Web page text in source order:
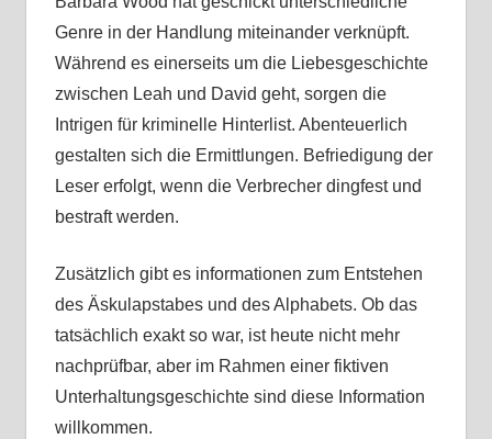
Genre in der Handlung miteinander verknüpft.
Während es einerseits um die Liebesgeschichte
zwischen Leah und David geht, sorgen die
Intrigen für kriminelle Hinterlist. Abenteuerlich
gestalten sich die Ermittlungen. Befriedigung der
Leser erfolgt, wenn die Verbrecher dingfest und
bestraft werden.
Zusätzlich gibt es informationen zum Entstehen
des Äskulapstabes und des Alphabets. Ob das
tatsächlich exakt so war, ist heute nicht mehr
nachprüfbar, aber im Rahmen einer fiktiven
Unterhaltungsgeschichte sind diese Information
willkommen.